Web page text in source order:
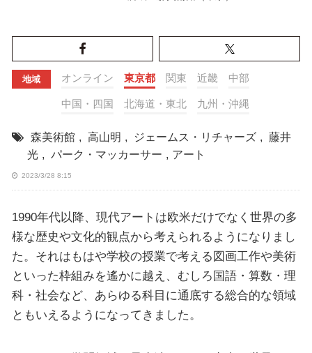
地域 オンライン 東京都 関東 近畿 中部
中国・四国 北海道・東北 九州・沖縄
森美術館 , 高山明 , ジェームス・リチャーズ , 藤井
光 , パーク・マッカーサー , アート
2023/3/28 8:15
1990年代以降、現代アートは欧米だけでなく世界の多
様な歴史や文化的観点から考えられるようになりまし
た。それはもはや学校の授業で考える図画工作や美術
といった枠組みを遙かに越え、むしろ国語・算数・理
科・社会など、あらゆる科目に通底する総合的な領域
ともいえるようになってきました。